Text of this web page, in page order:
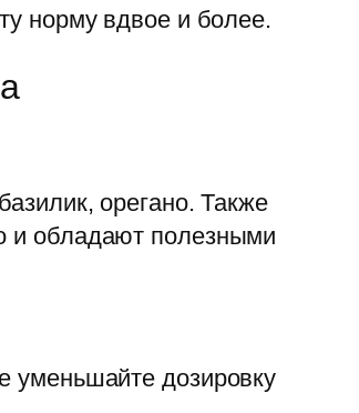
норму вдвое и более.
орегано. Также
и обладают полезными
уменьшайте дозировку